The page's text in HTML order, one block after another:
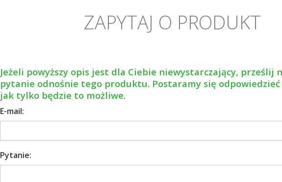
ZAPYTAJ O PRODUKT
Jeżeli powyższy opis jest dla Ciebie niewystarczający, prześlij
pytanie odnośnie tego produktu. Postaramy się
jak tylko będzie to możliwe.
E-mail:
Pytanie: